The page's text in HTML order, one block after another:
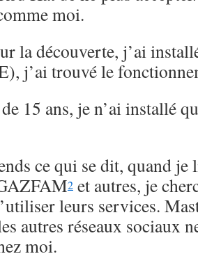
moi.
la découverte, j’ai
j’ai trouvé le
15 ans, je n’ai installé
ce qui se dit, quand je
2 et autres, je
leurs services.
autres réseaux sociaux
moi.